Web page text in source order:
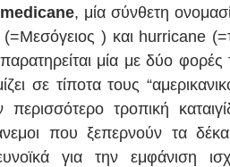
medicane, μία σύνθετη
(=Μεσόγειος ) και hurricane
μία με δύο φορές
σε τίποτα τους
τροπική
που ξεπερνούν τα
για την εμφάνιση